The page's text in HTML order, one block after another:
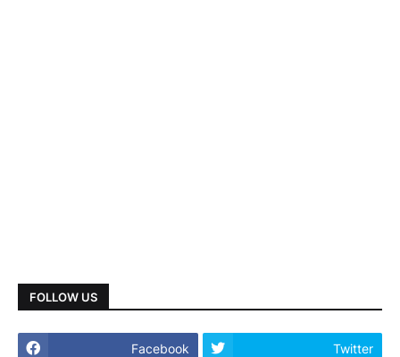
FOLLOW US
Facebook Twitter